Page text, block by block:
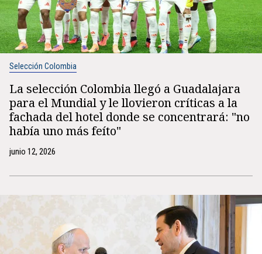
Selección Colombia
La selección Colombia llegó a Guadalajara
para el Mundial y le llovieron críticas a la
fachada del hotel donde se concentrará: "no
había uno más feíto"
junio 12, 2026